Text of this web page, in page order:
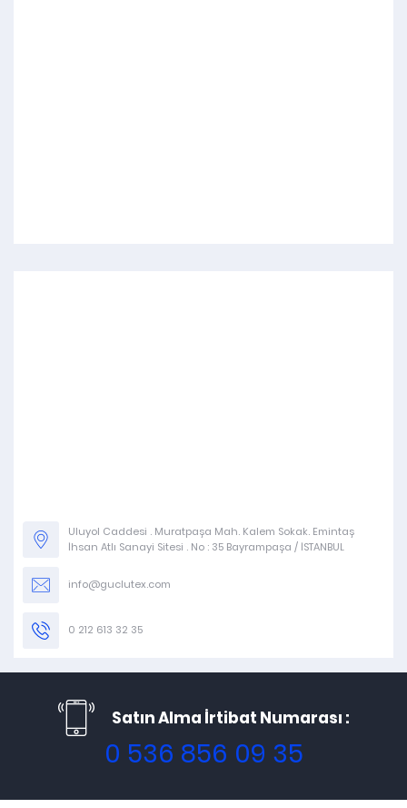
Uluyol Caddesi . Muratpaşa Mah. Kalem Sokak. Emintaş
İhsan Atlı Sanayi Sitesi . No : 35 Bayrampaşa / İSTANBUL
info@guclutex.com
0 212 613 32 35
Satın Alma İrtibat Numarası :
0 536 856 09 35